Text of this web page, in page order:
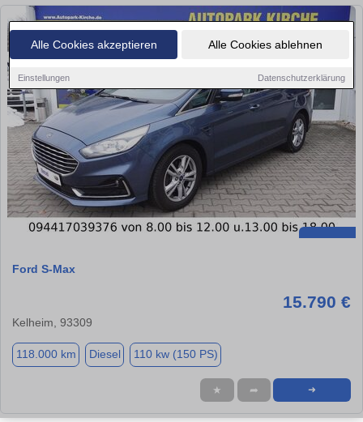
Alle Cookies akzeptieren Alle Cookies ablehnen
Einstellungen Datenschutzerklärung
Ford S-Max
15.790 €
Kelheim, 93309
118.000 km Diesel 110 kw (150 PS)
★ ➦ ➜